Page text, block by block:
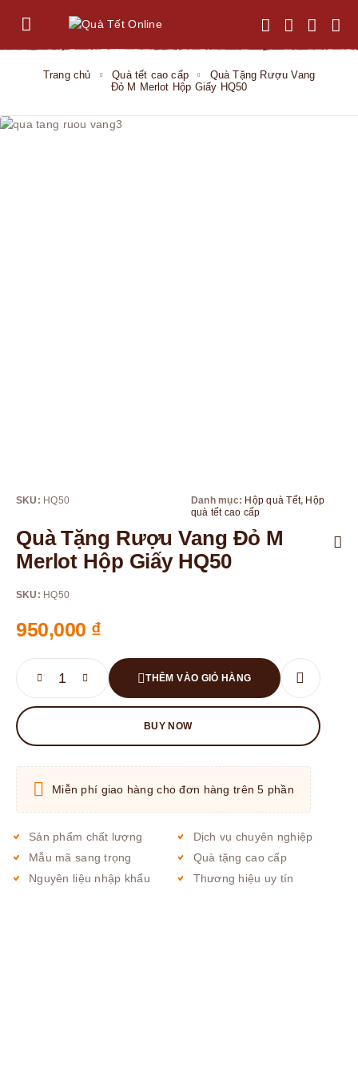
Trang chủ Quà tết cao cấp
Quà Tặng Rượu Vang
Đỏ M Merlot Hộp Giấy HQ50
SKU: HQ50 Danh mục: Hộp quà Tết, Hộp
quà tết cao cấp
Quà Tặng Rượu Vang Đỏ M
Merlot Hộp Giấy HQ50
SKU: HQ50
950,000 ₫
THÊM VÀO GIỎ HÀNG
BUY NOW
Miễn phí giao hàng cho đơn hàng trên 5 phần
Sản phẩm chất lượng
Mẫu mã sang trọng
Nguyên liệu nhập khẩu
Dịch vụ chuyên nghiệp
Quà tặng cao cấp
Thương hiệu uy tín